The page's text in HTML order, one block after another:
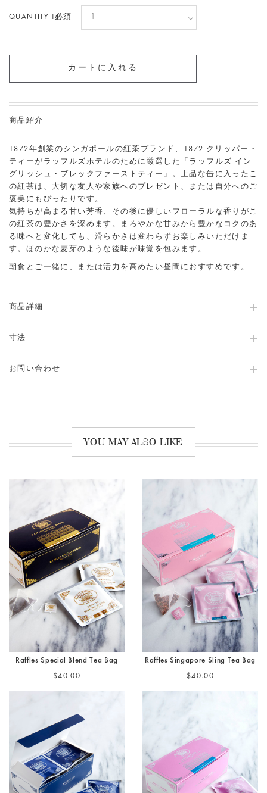
QUANTITY !必須
商品紹介
1872年創業のシンガポールの紅茶ブランド、 1872 クリッパー・
ティーがラッフルズホテルのために厳選した「ラッフルズ イン
グリッシュ・ブレックファーストティー」。上品な缶に入ったこ
の紅茶は、大切な友人や家族へのプレゼント、または自分へのご
褒美にもぴったりです。
気持ちが高まる甘い芳香、その後に優しいフローラルな香りがこ
の紅茶の豊かさを深めます。まろやかな甘みから豊かなコクのあ
る味へと変化しても、滑らかさは変わらずお楽しみいただけま
す。ほのかな麦芽のような後味が味覚を包みます。
朝食とご一緒に、または活力を高めたい昼間におすすめです。
商品詳細
寸法
お問い合わせ
YOU MAY ALSO LIKE
Raffles Special Blend Tea Bag
$40.00
Raffles Singapore Sling Tea Bag
$40.00